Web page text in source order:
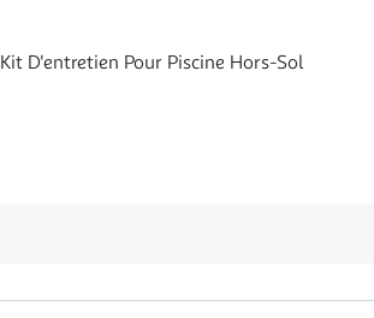
Kit D'entretien Pour Piscine Hors-Sol